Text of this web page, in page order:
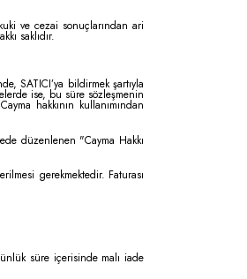
ve cezai sonuçlarından ari
saklıdır.
SATICI’ya bildirmek şartıyla
ise, bu süre sözleşmenin
hakkının kullanımından
düzenlenen "Cayma Hakkı
gerekmektedir. Faturası
süre içerisinde malı iade